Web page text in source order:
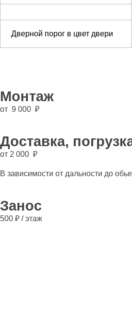
Дверной порог в цвет двери
Монтаж
от 9 000 ₽
Доставка,
от 2 000 ₽
В зависимости от дальности до
Занос
500 ₽ / этаж